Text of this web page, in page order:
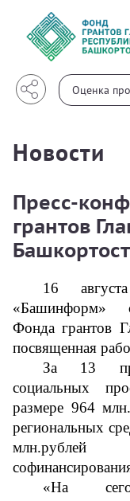
Новости
Пресс-
грантов
16
«Башинформ»
Фонда грантов
посвященная
За 13
социальных
размере 964
региональных
млн.рублей
«На